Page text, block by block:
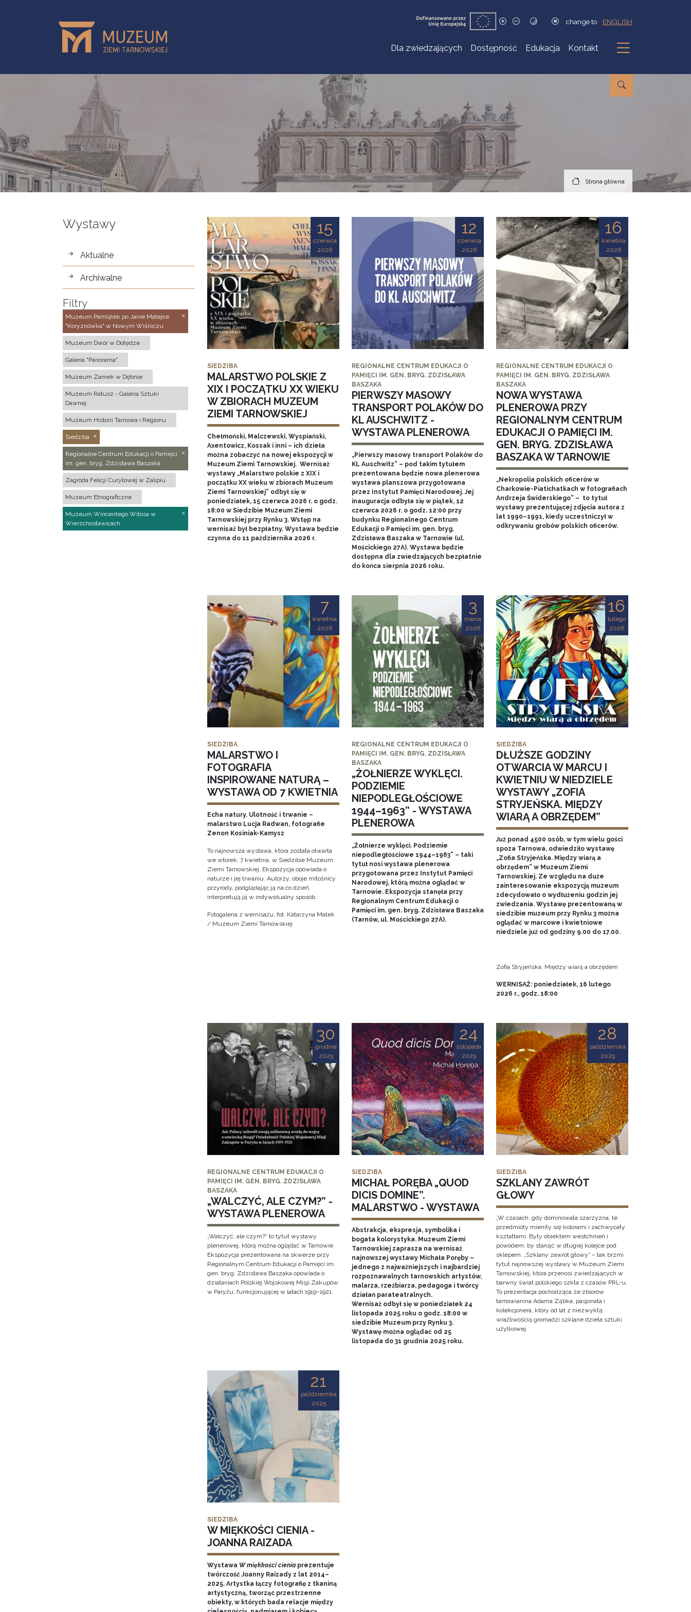
change to ENGLISH
Dla zwiedzających Dostępność Edukacja Kontakt
Podmenu
Strona główna
Wystawy
wystawy
Aktualne
Archiwalne
Filtry
Muzeum Pamiątek po Janie Matejce
"Koryznówka" w Nowym Wiśniczu
Muzeum Dwór w Dołędze
Galeria "Panorama"
Muzeum Zamek w Dębnie
Muzeum Ratusz - Galeria Sztuki
Dawnej
Muzeum Historii Tarnowa i Regionu
Siedziba
Regionalne Centrum Edukacji o Pamięci
im. gen. bryg. Zdzisława Baszaka
Zagroda Felicji Curyłowej w Zalipiu
Muzeum Etnograficzne
Muzeum Wincentego Witosa w
Wierzchosławicach
15
czerwca
2026
SIEDZIBA
MALARSTWO POLSKIE Z
XIX I POCZĄTKU XX WIEKU
W ZBIORACH MUZEUM
ZIEMI TARNOWSKIEJ
Chełmoński, Malczewski, Wyspiański,
Axentowicz, Kossak i inni – ich dzieła
można zobaczyć na nowej ekspozycji w
Muzeum Ziemi Tarnowskiej. Wernisaż
wystawy „Malarstwo polskie z XIX i
początku XX wieku w zbiorach Muzeum
Ziemi Tarnowskiej” odbył się w
poniedziałek, 15 czerwca 2026 r. o godz.
18:00 w Siedzibie Muzeum Ziemi
Tarnowskiej przy Rynku 3. Wstęp na
wernisaż był bezpłatny. Wystawa będzie
czynna do 11 października 2026 r.
12
czerwca
2026
REGIONALNE CENTRUM EDUKACJI O
PAMIĘCI IM. GEN. BRYG. ZDZISŁAWA
BASZAKA
PIERWSZY MASOWY
TRANSPORT POLAKÓW DO
KL AUSCHWITZ -
WYSTAWA PLENEROWA
„Pierwszy masowy transport Polaków do
KL Auschwitz” – pod takim tytułem
prezentowana będzie nowa plenerowa
wystawa planszowa przygotowana
przez Instytut Pamięci Narodowej. Jej
inauguracja odbyła się w piątek, 12
czerwca 2026 r. o godz. 12:00 przy
budynku Regionalnego Centrum
Edukacji o Pamięci im. gen. bryg.
Zdzisława Baszaka w Tarnowie (ul.
Mościckiego 27A). Wystawa będzie
dostępna dla zwiedzających bezpłatnie
do końca sierpnia 2026 roku.
16
kwietnia
2026
REGIONALNE CENTRUM EDUKACJI O
PAMIĘCI IM. GEN. BRYG. ZDZISŁAWA
BASZAKA
NOWA WYSTAWA
PLENEROWA PRZY
REGIONALNYM CENTRUM
EDUKACJI O PAMIĘCI IM.
GEN. BRYG. ZDZISŁAWA
BASZAKA W TARNOWIE
„Nekropolia polskich oficerów w
Charkowie-Piatichatkach w fotografiach
Andrzeja Świderskiego” – to tytuł
wystawy prezentującej zdjęcia autora z
lat 1990–1991, kiedy uczestniczył w
odkrywaniu grobów polskich oficerów.
7
kwietnia
2026
SIEDZIBA
MALARSTWO I
FOTOGRAFIA
INSPIROWANE NATURĄ –
WYSTAWA OD 7 KWIETNIA
Echa natury. Ulotność i trwanie –
malarstwo Lucja Radwan, fotografie
Zenon Kosiniak-Kamysz
To najnowsza wystawa, która została otwarta
we wtorek, 7 kwietnia, w Siedzibie Muzeum
Ziemi Tarnowskiej. Ekspozycja opowiada o
naturze i jej trwaniu. Autorzy, oboje miłośnicy
przyrody, podglądając ją na co dzień,
interpretują ją w indywidualny sposób.
Fotogaleria z wernisażu, fot: Katarzyna Małek
/ Muzeum Ziemi Tarnowskiej
3
marca
2026
REGIONALNE CENTRUM EDUKACJI O
PAMIĘCI IM. GEN. BRYG. ZDZISŁAWA
BASZAKA
„ŻOŁNIERZE WYKLĘCI.
PODZIEMIE
NIEPODLEGŁOŚCIOWE
1944–1963” - WYSTAWA
PLENEROWA
„Żołnierze wyklęci. Podziemie
niepodległościowe 1944–1963” – taki
tytuł nosi wystawa plenerowa
przygotowana przez Instytut Pamięci
Narodowej, którą można oglądać w
Tarnowie. Ekspozycja stanęła przy
Regionalnym Centrum Edukacji o
Pamięci im. gen. bryg. Zdzisława Baszaka
(Tarnów, ul. Mościckiego 27A).
16
lutego
2026
SIEDZIBA
DŁUŻSZE GODZINY
OTWARCIA W MARCU I
KWIETNIU W NIEDZIELE
WYSTAWY „ZOFIA
STRYJEŃSKA. MIĘDZY
WIARĄ A OBRZĘDEM”
Już ponad 4500 osób, w tym wielu gości
spoza Tarnowa, odwiedziło wystawę
„Zofia Stryjeńska. Między wiarą a
obrzędem” w Muzeum Ziemi
Tarnowskiej. Ze względu na duże
zainteresowanie ekspozycją muzeum
zdecydowało o wydłużeniu godzin jej
zwiedzania. Wystawę prezentowaną w
siedzibie muzeum przy Rynku 3 można
oglądać w marcowe i kwietniowe
niedziele już od godziny 9.00 do 17.00.
Zofia Stryjeńska. Między wiarą a obrzędem
WERNISAŻ: poniedziałek, 16 lutego
2026 r., godz. 18:00
30
grudnia
2025
REGIONALNE CENTRUM EDUKACJI O
PAMIĘCI IM. GEN. BRYG. ZDZISŁAWA
BASZAKA
„WALCZYĆ, ALE CZYM?” -
WYSTAWA PLENEROWA
„Walczyć, ale czym?” to tytuł wystawy
plenerowej, którą można oglądać w Tarnowie.
Ekspozycja prezentowana na skwerze przy
Regionalnym Centrum Edukacji o Pamięci im.
gen. bryg. Zdzisława Baszaka opowiada o
działaniach Polskiej Wojskowej Misji Zakupów
w Paryżu, funkcjonującej w latach 1919–1921.
24
listopada
2025
SIEDZIBA
MICHAŁ PORĘBA „QUOD
DICIS DOMINE”.
MALARSTWO - WYSTAWA
Abstrakcja, ekspresja, symbolika i
bogata kolorystyka. Muzeum Ziemi
Tarnowskiej zaprasza na wernisaż
najnowszej wystawy Michała Poręby –
jednego z najważniejszych i najbardziej
rozpoznawalnych tarnowskich artystów,
malarza, rzeźbiarza, pedagoga i twórcy
działań parateatralnych.
Wernisaż odbył się w poniedziałek 24
listopada 2025 roku o godz. 18:00 w
siedzibie Muzeum przy Rynku 3.
Wystawę można oglądać od 25
listopada do 31 grudnia 2025 roku.
28
października
2025
SIEDZIBA
SZKLANY ZAWRÓT
GŁOWY
„W czasach, gdy dominowała szarzyzna, te
przedmioty mieniły się kolorami i zachwycały
kształtami. Były obiektem westchnień i
powodem, by stanąć w długiej kolejce pod
sklepem. „Szklany zawrót głowy” – tak brzmi
tytuł najnowszej wystawy w Muzeum Ziemi
Tarnowskiej, która przenosi zwiedzających w
barwny świat polskiego szkła z czasów PRL-u.
To prezentacja pochodząca ze zbiorów
tarnowianina Adama Ząbka, pasjonata i
kolekcjonera, który od lat z niezwykłą
wrażliwością gromadzi szklane dzieła sztuki
użytkowej.
21
października
2025
SIEDZIBA
W MIĘKKOŚCI CIENIA -
JOANNA RAIZADA
Wystawa W miękkości cieniaprezentuje
twórczość Joanny Raizady z lat 2014–
2025. Artystka łączy fotografię z tkaniną
artystyczną, tworząc przestrzenne
obiekty, w których bada relacje między